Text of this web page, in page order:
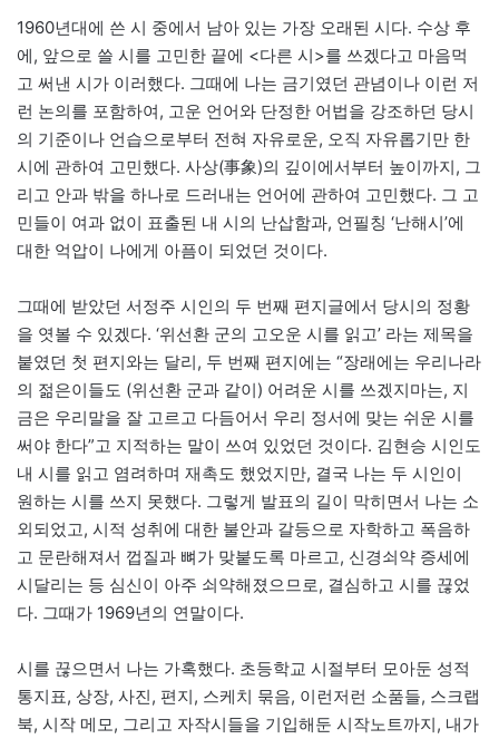
1960년대에 쓴 시 중에서 남아 있는 가장 오래된 시다. 수상 후
에, 앞으로 쓸 시를 고민한 끝에 <다른 시>를 쓰겠다고 마음먹
고 써낸 시가 이러했다. 그때에 나는 금기였던 관념이나 이런 저
런 논의를 포함하여, 고운 언어와 단정한 어법을 강조하던 당시
의 기준이나 언습으로부터 전혀 자유로운, 오직 자유롭기만 한
시에 관하여 고민했다. 사상(事象)의 깊이에서부터 높이까지, 그
리고 안과 밖을 하나로 드러내는 언어에 관하여 고민했다. 그 고
민들이 여과 없이 표출된 내 시의 난삽함과, 언필칭 ‘난해시’에
대한 억압이 나에게 아픔이 되었던 것이다.
그때에 받았던 서정주 시인의 두 번째 편지글에서 당시의 정황
을 엿볼 수 있겠다. ‘위선환 군의 고오운 시를 읽고’ 라는 제목을
붙였던 첫 편지와는 달리, 두 번째 편지에는 “장래에는 우리나라
의 젊은이들도 (위선환 군과 같이) 어려운 시를 쓰겠지마는, 지
금은 우리말을 잘 고르고 다듬어서 우리 정서에 맞는 쉬운 시를
써야 한다”고 지적하는 말이 쓰여 있었던 것이다. 김현승 시인도
내 시를 읽고 염려하며 재촉도 했었지만, 결국 나는 두 시인이
원하는 시를 쓰지 못했다. 그렇게 발표의 길이 막히면서 나는 소
외되었고, 시적 성취에 대한 불안과 갈등으로 자학하고 폭음하
고 문란해져서 껍질과 뼈가 맞붙도록 마르고, 신경쇠약 증세에
시달리는 등 심신이 아주 쇠약해졌으므로, 결심하고 시를 끊었
다. 그때가 1969년의 연말이다.
시를 끊으면서 나는 가혹했다. 초등학교 시절부터 모아둔 성적
통지표, 상장, 사진, 편지, 스케치 묶음, 이런저런 소품들, 스크랩
북, 시작 메모, 그리고 자작시들을 기입해둔 시작노트까지, 내가